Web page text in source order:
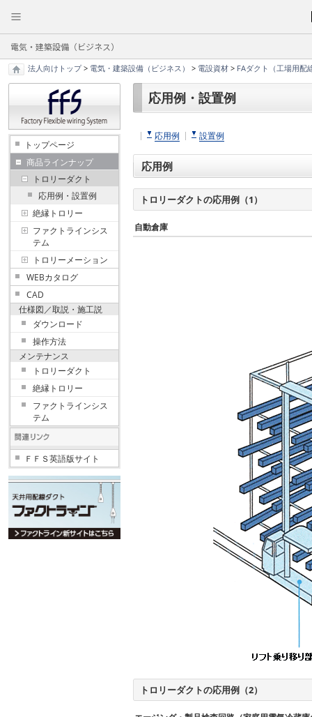
電気・建築設備（ビジネス）
法人向けトップ> 電気・建築設備（ビジネス） > 電設資材 > FAダクト（工場用配
トップページ
商品ラインナップ
トロリーダクト
応用例・設置例
絶縁トロリー
ファクトラインシス
テム
トロリーメーション
WEBカタログ
CAD
仕様図／取説・施工説
ダウンロード
操作方法
メンテナンス
トロリーダクト
絶縁トロリー
ファクトラインシス
テム
ＦＦＳ英語版サイト
応用例・設置例
応用例 設置例
応用例
トロリーダクトの応用例（1）
自動倉庫
トロリーダクトの応用例（2）